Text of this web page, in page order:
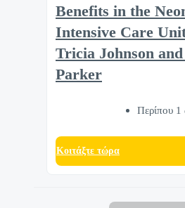
Benefits in the
Intensive Care
Tricia Johnson
Parker
Περίπου
Κοιτάξτε τώρα